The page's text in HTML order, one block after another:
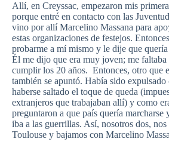
Allí, en Creyssac, empezaron mis
porque entré en contacto con las
vino por allí Marcelino Massana para
estas organizaciones de festejos.
probarme a mí mismo y le dije que
Él me dijo que era muy joven; me faltaba
cumplir los 20 años. Entonces, otro que
también se apuntó. Había sido
haberse saltado el toque de queda
extranjeros que trabajaban allí) y como
preguntaron a que país quería marcharse
iba a las guerrillas. Así, nosotros dos, nos
Toulouse y bajamos con Marcelino